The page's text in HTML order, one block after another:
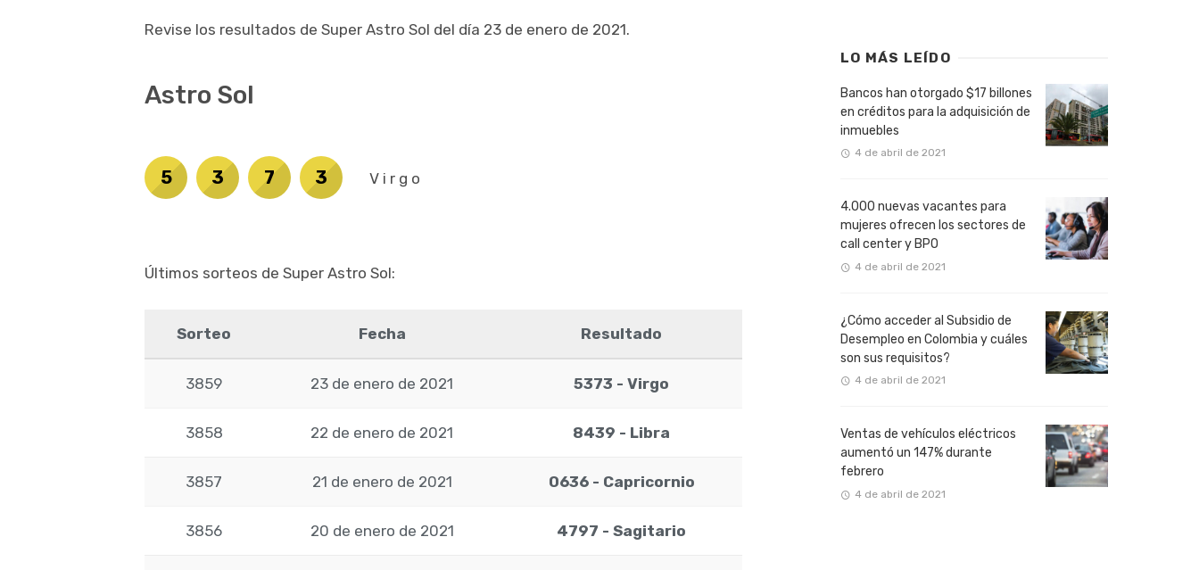
Revise los resultados de Super Astro Sol del día 23 de enero de 2021.
Astro Sol
5 3 7 3 Virgo
Últimos sorteos de Super Astro Sol:
Sorteo Fecha Resultado
3859 23 de enero de 2021 5373 - Virgo
3858 22 de enero de 2021 8439 - Libra
3857 21 de enero de 2021 0636 - Capricornio
3856 20 de enero de 2021 4797 - Sagitario
LO MÁS LEÍDO
Bancos han otorgado $17 billones
en créditos para la adquisición de
inmuebles
4 de abril de 2021
4.000 nuevas vacantes para
mujeres ofrecen los sectores de
call center y BPO
4 de abril de 2021
¿Cómo acceder al Subsidio de
Desempleo en Colombia y cuáles
son sus requisitos?
4 de abril de 2021
Ventas de vehículos eléctricos
aumentó un 147% durante
febrero
4 de abril de 2021